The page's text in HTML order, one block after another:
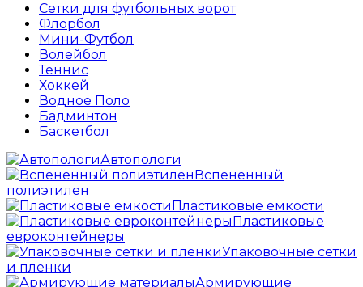
Сетки для футбольных ворот
Флорбол
Мини-Футбол
Волейбол
Теннис
Хоккей
Водное Поло
Бадминтон
Баскетбол
Автопологи
Вспененный
полиэтилен
Пластиковые емкости
Пластиковые
евроконтейнеры
Упаковочные сетки
и пленки
Армирующие